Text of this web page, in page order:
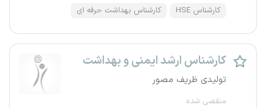
کارشناس HSE کارشناس بهداشت حرفه ای
کارشناس ارشد ایمنی و بهداشت
تولیدی ظریف مصور
منقضی شده